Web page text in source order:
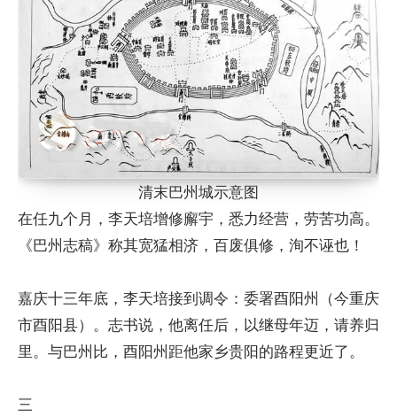
清末巴州城示意图
在任九个月，李天培增修廨宇，悉力经营，劳苦功高。
《巴州志稿》称其宽猛相济，百废俱修，洵不诬也！
嘉庆十三年底，李天培接到调令：委署酉阳州（今重庆
市酉阳县）。志书说，他离任后，以继母年迈，请养归
里。与巴州比，酉阳州距他家乡贵阳的路程更近了。
三